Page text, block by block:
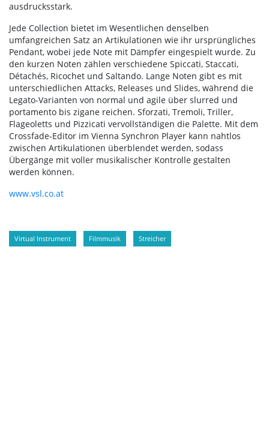
ausdrucksstark.
Jede Collection bietet im Wesentlichen denselben
umfangreichen Satz an Artikulationen wie ihr ursprüngliches
Pendant, wobei jede Note mit Dämpfer eingespielt wurde. Zu
den kurzen Noten zählen verschiedene Spiccati, Staccati,
Détachés, Ricochet und Saltando. Lange Noten gibt es mit
unterschiedlichen Attacks, Releases und Slides, während die
Legato-Varianten von normal und agile über slurred und
portamento bis zigane reichen. Sforzati, Tremoli, Triller,
Flageoletts und Pizzicati vervollständigen die Palette. Mit dem
Crossfade-Editor im Vienna Synchron Player kann nahtlos
zwischen Artikulationen überblendet werden, sodass
Übergänge mit voller musikalischer Kontrolle gestalten
werden können.
www.vsl.co.at
Virtual Instrument Filmmusik Streicher